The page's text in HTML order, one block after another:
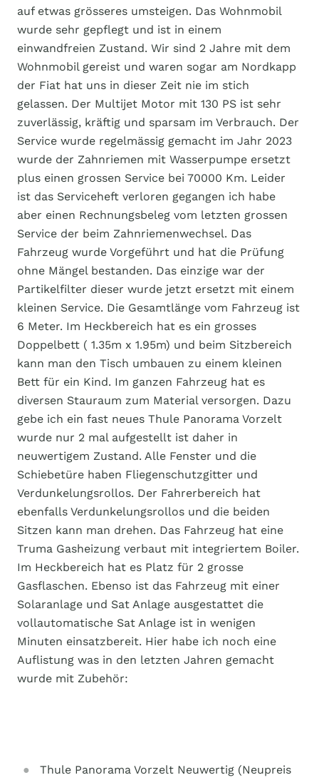
auf etwas grösseres umsteigen. Das Wohnmobil
wurde sehr gepflegt und ist in einem
einwandfreien Zustand. Wir sind 2 Jahre mit dem
Wohnmobil gereist und waren sogar am Nordkapp
der Fiat hat uns in dieser Zeit nie im stich
gelassen. Der Multijet Motor mit 130 PS ist sehr
zuverlässig, kräftig und sparsam im Verbrauch. Der
Service wurde regelmässig gemacht im Jahr 2023
wurde der Zahnriemen mit Wasserpumpe ersetzt
plus einen grossen Service bei 70000 Km. Leider
ist das Serviceheft verloren gegangen ich habe
aber einen Rechnungsbeleg vom letzten grossen
Service der beim Zahnriemenwechsel. Das
Fahrzeug wurde Vorgeführt und hat die Prüfung
ohne Mängel bestanden. Das einzige war der
Partikelfilter dieser wurde jetzt ersetzt mit einem
kleinen Service. Die Gesamtlänge vom Fahrzeug ist
6 Meter. Im Heckbereich hat es ein grosses
Doppelbett ( 1.35m x 1.95m) und beim Sitzbereich
kann man den Tisch umbauen zu einem kleinen
Bett für ein Kind. Im ganzen Fahrzeug hat es
diversen Stauraum zum Material versorgen. Dazu
gebe ich ein fast neues Thule Panorama Vorzelt
wurde nur 2 mal aufgestellt ist daher in
neuwertigem Zustand. Alle Fenster und die
Schiebetüre haben Fliegenschutzgitter und
Verdunkelungsrollos. Der Fahrerbereich hat
ebenfalls Verdunkelungsrollos und die beiden
Sitzen kann man drehen. Das Fahrzeug hat eine
Truma Gasheizung verbaut mit integriertem Boiler.
Im Heckbereich hat es Platz für 2 grosse
Gasflaschen. Ebenso ist das Fahrzeug mit einer
Solaranlage und Sat Anlage ausgestattet die
vollautomatische Sat Anlage ist in wenigen
Minuten einsatzbereit. Hier habe ich noch eine
Auflistung was in den letzten Jahren gemacht
wurde mit Zubehör:
Thule Panorama Vorzelt Neuwertig (Neupreis